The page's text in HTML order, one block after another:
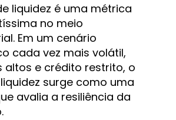
liquidez é uma métrica
no meio
Em um cenário
cada vez mais volátil,
altos e crédito restrito, o
surge como uma
avalia a resiliência da